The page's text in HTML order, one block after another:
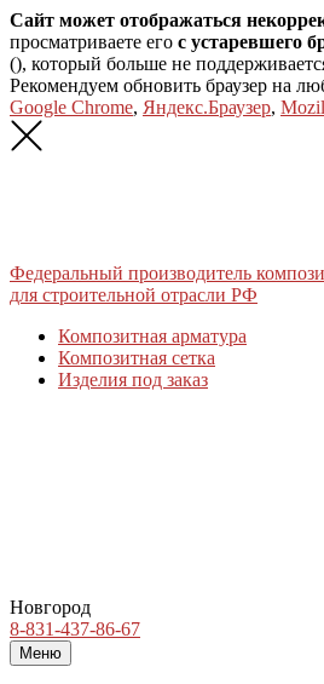
Сайт может отображаться
просматриваете его с устаревшего
(), который больше не
Рекомендуем обновить браузер на
Google Chrome, Яндекс.Браузер,
Федеральный производитель
для строительной отрасли РФ
Композитная арматура
Композитная сетка
Изделия под заказ
Новгород
8-831-437-86-67
Меню